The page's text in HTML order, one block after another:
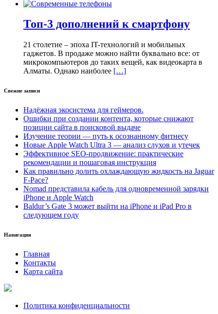
Топ-3 дополнений к смартфону
21 столетие – эпоха IT-технологий и мобильных
гаджетов. В продаже можно найти буквально все: от
микрокомпьютеров до таких вещей, как видеокарта в
Алматы. Однако наиболее […]
Свежие записи
Надёжная экосистема для геймеров.
Ошибки при создании контента, которые снижают
позиции сайта в поисковой выдаче
Изучение теории — путь к осознанному фитнесу
Новые Apple Watch Ultra 3 — анализ слухов и утечек
Эффективное SEO-продвижение: практические
рекомендации и пошаговая инструкция
Как правильно долить охлаждающую жидкость на Jaguar
F-Pace?
Nomad представила кабель для одновременной зарядки
iPhone и Apple Watch
Baldur’s Gate 3 может выйти на iPhone и iPad Pro в
следующем году
Навигация
Главная
Контакты
Карта сайта
Политика конфиденциальности